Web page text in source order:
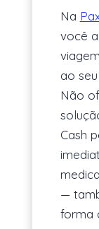
Na
você
ao
Não
Cash
—
forma